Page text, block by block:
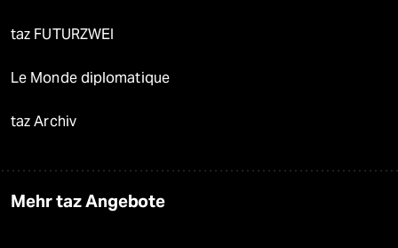
taz FUTURZWEI
Le Monde diplomatique
taz Archiv
Mehr taz Angebote